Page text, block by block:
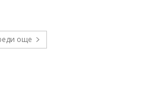
още